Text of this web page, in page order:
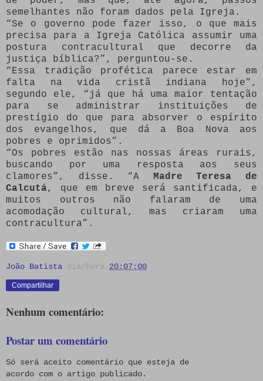
semelhantes não foram dados pela Igreja.
“Se o governo pode fazer isso, o que mais
precisa para a Igreja Católica assumir uma
postura contracultural que decorre da
justiça bíblica?”, perguntou-se.
“Essa tradição profética parece estar em
falta na vida cristã indiana hoje”,
segundo ele, “já que há uma maior tentação
para se administrar instituições de
prestígio do que para absorver o espírito
dos evangelhos, que dá a Boa Nova aos
pobres e oprimidos”.
“Os pobres estão nas nossas áreas rurais,
buscando por uma resposta aos seus
clamores”, disse. “A Madre Teresa de
Calcutá, que em breve será santificada, e
muitos outros não falaram de uma
acomodação cultural, mas criaram uma
contracultura”.
João Batista dia/hora 20:07:00
Compartilhar
Nenhum comentário:
Postar um comentário
Só será aceito comentário que esteja de
acordo com o artigo publicado.